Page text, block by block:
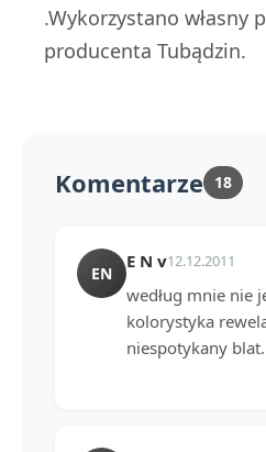
.Wykorzystano własny
producenta Tubądzin.
Komentarze 18
EN
E N v12.12.2011
według mnie nie
kolorystyka
niespotykany